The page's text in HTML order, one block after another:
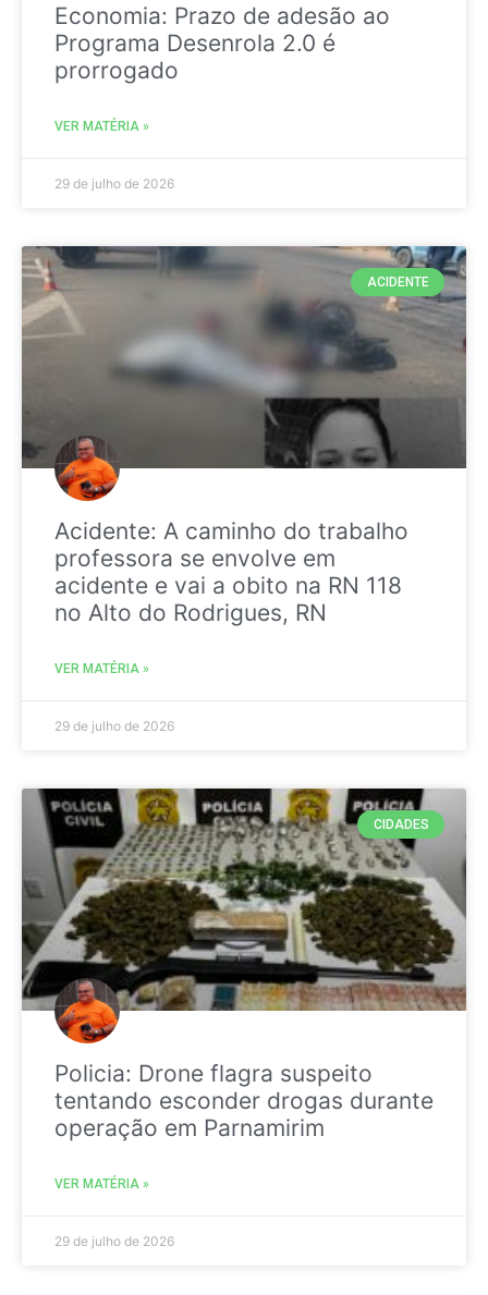
Economia: Prazo de adesão ao
Programa Desenrola 2.0 é
prorrogado
VER MATÉRIA »
29 de julho de 2026
ACIDENTE
Acidente: A caminho do trabalho
professora se envolve em
acidente e vai a obito na RN 118
no Alto do Rodrigues, RN
VER MATÉRIA »
29 de julho de 2026
CIDADES
Policia: Drone flagra suspeito
tentando esconder drogas durante
operação em Parnamirim
VER MATÉRIA »
29 de julho de 2026